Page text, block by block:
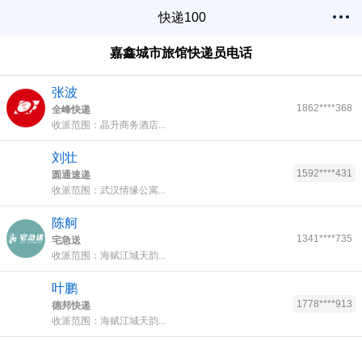
快递100
嘉鑫城市旅馆快递员电话
张波
全峰快递
收派范围：晶升商务酒店...
1862****368
刘壮
圆通速递
收派范围：武汉情缘公寓...
1592****431
陈舸
宅急送
收派范围：海赋江城天韵...
1341****735
叶鹏
德邦快递
收派范围：海赋江城天韵...
1778****913